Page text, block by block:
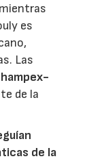
es
Las
de la
de la